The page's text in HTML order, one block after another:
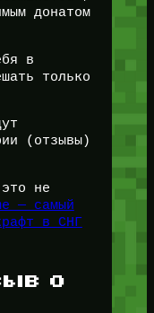
донатом
в
только
(отзывы)
не
— самый
в СНГ
о